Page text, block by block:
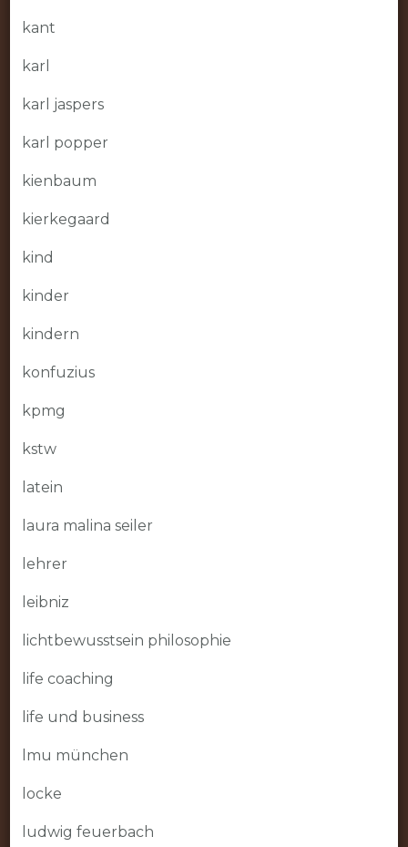
kant
karl
karl jaspers
karl popper
kienbaum
kierkegaard
kind
kinder
kindern
konfuzius
kpmg
kstw
latein
laura malina seiler
lehrer
leibniz
lichtbewusstsein philosophie
life coaching
life und business
lmu münchen
locke
ludwig feuerbach